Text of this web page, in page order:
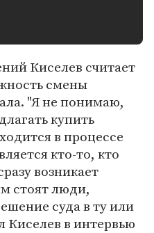
Киселев считает
смены
"Я не понимаю,
купить
в процессе
кто-то, кто
возникает
стоят люди,
суда в ту или
Киселев в интервью